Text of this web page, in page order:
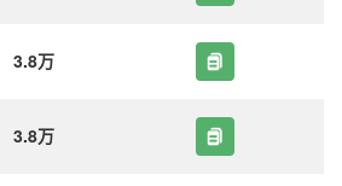
3.8万
3.8万